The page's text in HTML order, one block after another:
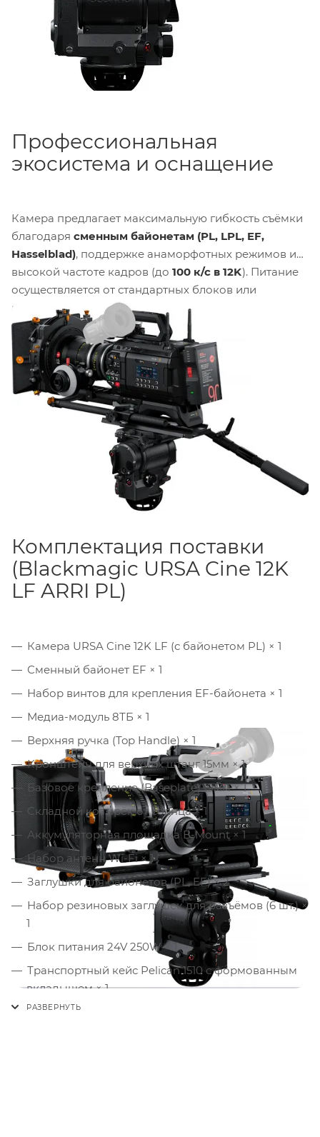
Профессиональная
экосистема и оснащение
Камера предлагает максимальную гибкость съёмки
благодаря сменным байонетам (PL, LPL, EF,
Hasselblad), поддержке анаморфотных режимов и
высокой частоте кадров (до 100 к/с в 12K). Питание
осуществляется от стандартных блоков или
аккумуляторов
B-mount
через входящую в
комплект площадку. Транспортируется в прочном
кейсеPelican 1510с индивидуальным вкладышем.
Комплектация поставки
(Blackmagic URSA Cine 12K
LF ARRI PL)
Камера URSA Cine 12K LF (с байонетом PL) × 1
Сменный байонет EF × 1
Набор винтов для крепления EF-байонета × 1
Медиа-модуль 8ТБ × 1
Верхняя ручка (Top Handle) × 1
Кронштейн для верхних штанг 15мм × 1
Базовое крепление (Baseplate) 19мм × 1
Складной козырёк от солнца × 1
Аккумуляторная площадка B-Mount × 1
Набор антенн Wi-Fi × 1
Заглушки для байонетов (PL, EF) × 2
Набор резиновых заглушек для разъёмов (6 шт.) ×
1
Блок питания 24V 250W × 1
Транспортный кейс Pelican 1510 с формованным
вкладышем × 1